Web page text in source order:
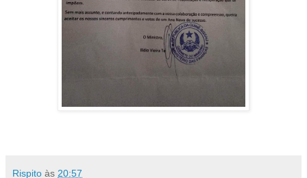
Rispito às 20:57